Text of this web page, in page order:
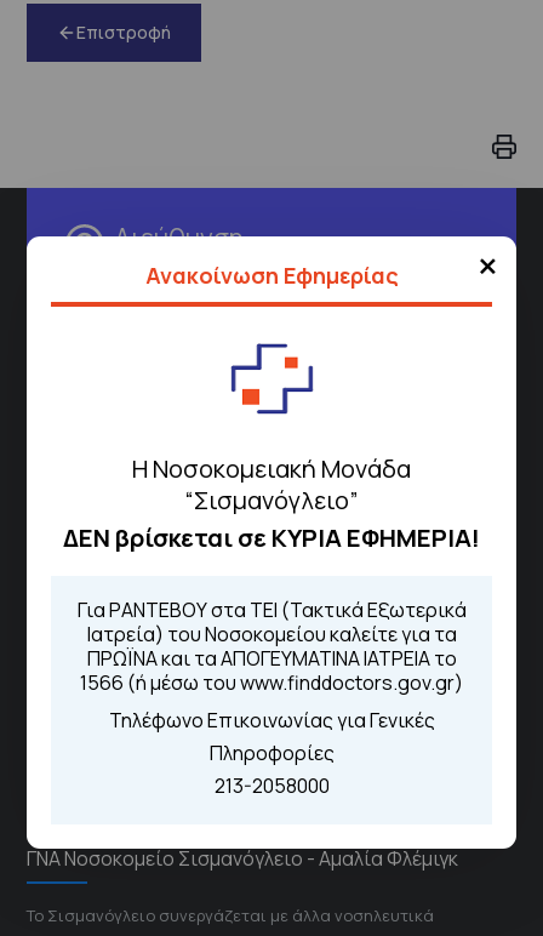
×
Ανακοίνωση Εφημερίας
Η Νοσοκομειακή Μονάδα
“Σισμανόγλειο”
ΔΕΝ βρίσκεται σε ΚΥΡΙΑ ΕΦΗΜΕΡΙΑ!
Για ΡΑΝΤΕΒΟΥ στα ΤΕΙ (Τακτικά Εξωτερικά
Ιατρεία) του Νοσοκομείου καλείτε για τα
ΠΡΩΪΝΑ και τα ΑΠΟΓΕΥΜΑΤΙΝΑ ΙΑΤΡΕΙΑ το
1566 (ή μέσω του www.finddoctors.gov.gr)
Τηλέφωνο Επικοινωνίας για Γενικές
Πληροφορίες
213-2058000
Επιστροφή
Διεύθυνση
Σισμανόγλειου 1,
Περιοχής
Τηλέφωνα για Ραντεβού
Για τα πρωινά και τα απογευματινά
ιατρεία:
Από τον ιστότοποeΡαντεβού
Καλώντας στην φωνητική πύλη του
Μέσω της εφαρμογής "MyHealth
ΓΝΑ Νοσοκομείο Σισμανόγλειο - Αμαλία Φλέμιγκ
Το Σισμανόγλειο συνεργάζεται με άλλα νοσηλευτικά